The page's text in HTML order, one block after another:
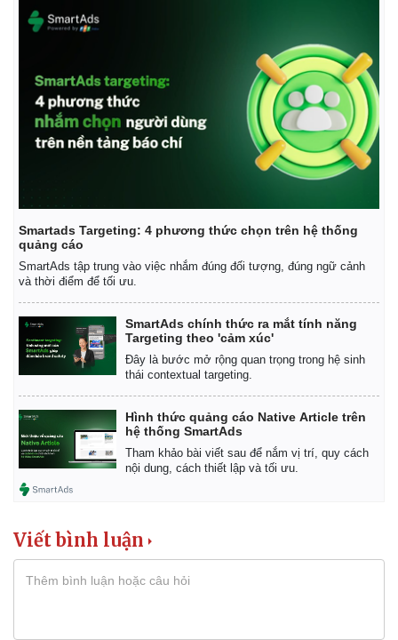
Pháp luật
Vụ án
Tin nóng
Tư vấn luật
Quân sự - Quốc phòng
Vũ khí
Việt Nam
Phân tích
Smartads Targeting: 4 phương thức chọn trên hệ thống
quảng cáo
SmartAds tập trung vào việc nhắm đúng đối tượng, đúng ngữ cảnh
và thời điểm để tối ưu.
SmartAds chính thức ra mắt tính năng
Targeting theo 'cảm xúc'
Đây là bước mở rộng quan trọng trong hệ sinh
thái contextual targeting.
Hình thức quảng cáo Native Article trên
hệ thống SmartAds
Tham khảo bài viết sau để nắm vị trí, quy cách
nội dung, cách thiết lập và tối ưu.
Viết bình luận